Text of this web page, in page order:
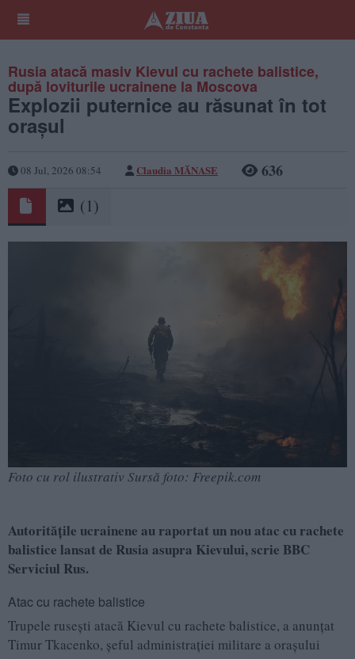
Rusia atacă masiv Kievul cu rachete balistice,
după loviturile ucrainene la Moscova
Explozii puternice au răsunat în tot
orașul
08 Jul, 2026 08:54 Claudia MĂNASE 636
(1)
Foto cu rol ilustrativ Sursă foto: Freepik.com
Autoritățile ucrainene au raportat un nou atac cu rachete
balistice lansat de Rusia asupra Kievului, scrie BBC
Serviciul Rus.
Atac cu rachete balistice
Trupele rusești atacă Kievul cu rachete balistice, a anunţat
Timur Tkacenko, șeful administrației militare a orașului